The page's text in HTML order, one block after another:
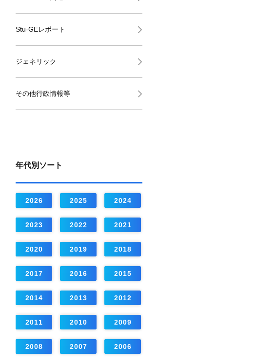
Stu-GEレポート
ジェネリック
その他行政情報等
年代別ソート
2026 2025 2024
2023 2022 2021
2020 2019 2018
2017 2016 2015
2014 2013 2012
2011 2010 2009
2008 2007 2006